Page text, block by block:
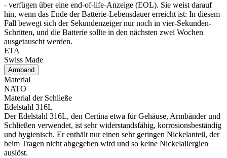
- verfügen über eine end-of-life-Anzeige (EOL). Sie weist darauf
hin, wenn das Ende der Batterie-Lebensdauer erreicht ist: In diesem
Fall bewegt sich der Sekundenzeiger nur noch in vier-Sekunden-
Schritten, und die Batterie sollte in den nächsten zwei Wochen
ausgetauscht werden.
ETA
Swiss Made
Armband
Material
NATO
Material der Schließe
Edelstahl 316L
Der Edelstahl 316L, den Certina etwa für Gehäuse, Armbänder und
Schließen verwendet, ist sehr widerstandsfähig, korrosionsbeständig
und hygienisch. Er enthält nur einen sehr geringen Nickelanteil, der
beim Tragen nicht abgegeben wird und so keine Nickelallergien
auslöst.